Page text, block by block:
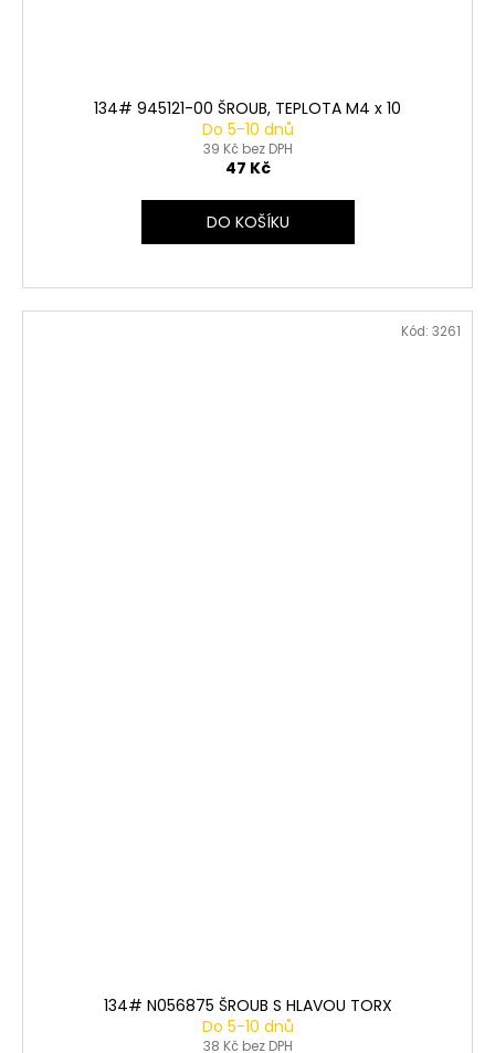
134# 945121-00 ŠROUB, TEPLOTA M4 x 10
Do 5-10 dnů
39 Kč bez DPH
47 Kč
DO KOŠÍKU
134# N056875 ŠROUB S HLAVOU TORX
Do 5-10 dnů
38 Kč bez DPH
Kód: 3261